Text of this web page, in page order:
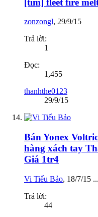
[tìm] fleet fire
zonzongl, 29/9/15
Trả lời:
1
Đọc:
1,455
thanhthe0123
29/9/15
Bán Yonex
hàng xách tay
Giá 1tr4
Vi Tiểu Bảo, 18/7/15 ...
Trả lời:
44